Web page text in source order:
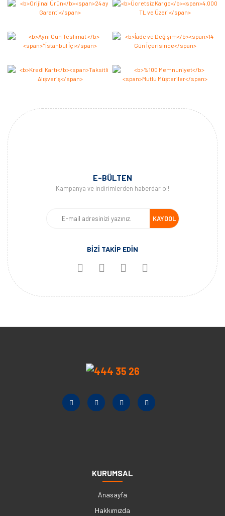
E-BÜLTEN
Kampanya ve indirimlerden haberdar ol!
KAYDOL
BİZİ TAKİP EDİN
KURUMSAL
Anasayfa
Hakkımızda